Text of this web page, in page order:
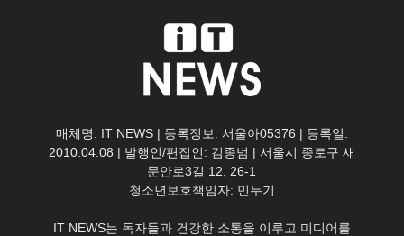
매체명: IT NEWS | 등록정보: 서울아05376 | 등록일:
2010.04.08 | 발행인/편집인: 김종범 | 서울시 종로구 새
문안로3길 12, 26-1
청소년보호책임자: 민두기
IT NEWS는 독자들과 건강한 소통을 이루고 미디어를